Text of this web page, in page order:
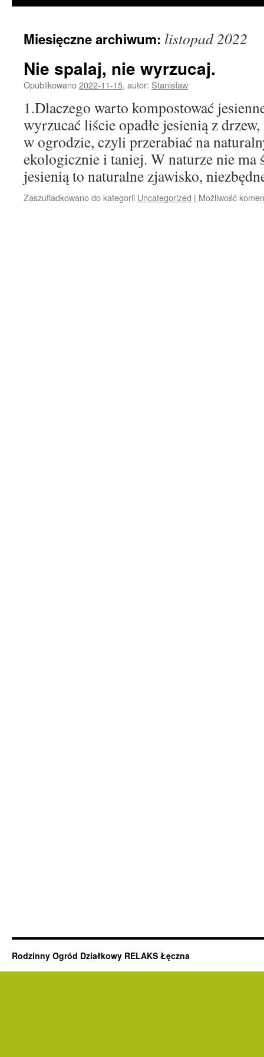
Miesięczne archiwum: listopad 2022
Nie spalaj, nie wyrzucaj.
Opublikowano2022-11-15, autor: Stanisław
1.Dlaczego warto kompostować
wyrzucać liście opadłe jesienią z
w ogrodzie, czyli przerabiać na
ekologicznie i taniej. W naturze nie ma
jesienią to naturalne zjawisko,
Zaszufladkowano do kategorii Uncategorized | Możliwość
Rodzinny Ogród Działkowy RELAKS Łęczna